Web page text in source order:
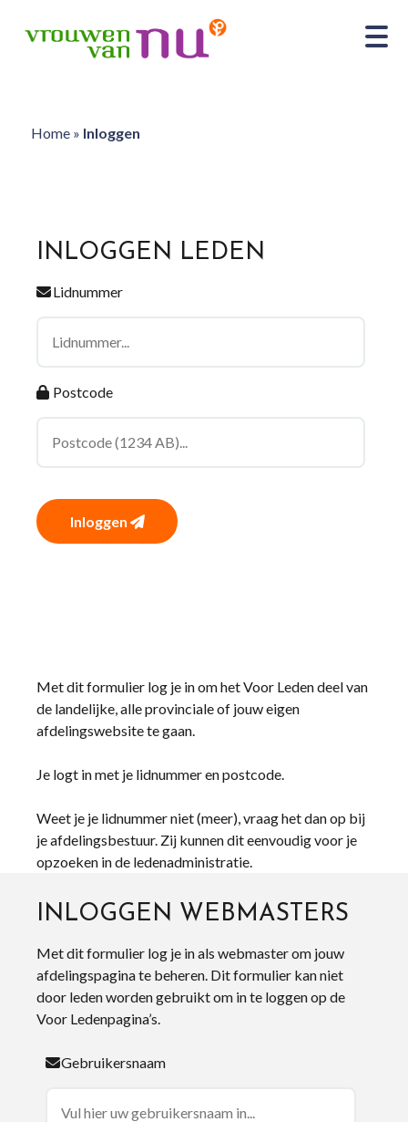
Home» Inloggen
INLOGGEN LEDEN
Lidnummer
Postcode
Inloggen
Met dit formulier log je in om het Voor Leden deel van
de landelijke, alle provinciale of jouw eigen
afdelingswebsite te gaan.
Je logt in met je lidnummer en postcode.
Weet je je lidnummer niet (meer), vraag het dan op bij
je afdelingsbestuur. Zij kunnen dit eenvoudig voor je
opzoeken in de ledenadministratie.
INLOGGEN WEBMASTERS
Met dit formulier log je in als webmaster om jouw
afdelingspagina te beheren. Dit formulier kan niet
door leden worden gebruikt om in te loggen op de
Voor Ledenpagina’s.
Gebruikersnaam